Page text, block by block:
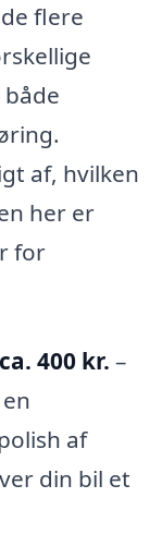
flere
af, hvilken
her er
for
400 kr. –
af
din bil et